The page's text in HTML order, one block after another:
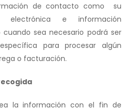
de contacto como su
electrónica e información
sea necesario podrá ser
para procesar algún
o facturación.
la información con el fin de